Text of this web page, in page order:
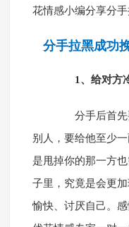
花情感小编分享分手
分手拉黑成功
1、给对方
分手后首先
别人，要给他至少
是甩掉你的那一方
子里，究竟是会更
愉快、讨厌自己。感